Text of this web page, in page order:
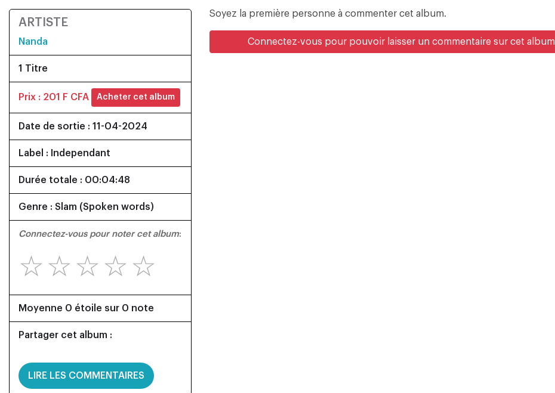
ARTISTE
Nanda
1 Titre
Prix : 201 F CFA Acheter cet album
Date de sortie : 11-04-2024
Label : Independant
Durée totale : 00:04:48
Genre : Slam (Spoken words)
Connectez-vous pour noter cet album:
☆
☆
☆
☆
☆
Moyenne 0 étoile sur 0 note
Partager cet album :
LIRE LES COMMENTAIRES
Soyez la première personne à commenter cet album.
Connectez-vous pour pouvoir laisser un commentaire sur cet album